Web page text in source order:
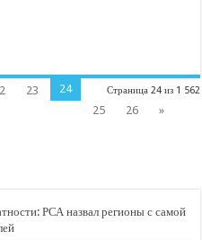
Страница 24 из 1 562
23
24
25
26
»
РСА назвал регионы с самой